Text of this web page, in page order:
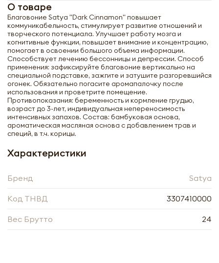
О товаре
Благовоние Satya "Dark Cinnamon" повышает
коммуникабельность, стимулирует развитие отношений и
творческого потенциала. Улучшает работу мозга и
когнитивные функции, повышает внимание и концентрацию,
помогает в освоении большого объема информации.
Способствует лечению бессонницы и депрессии. Способ
применения: зафиксируйте благовоние вертикально на
специальной подставке, зажгите и затушите разгоревшийся
огонек. Обязательно погасите аромапалочку после
использования и проветрите помещение.
Противопоказания: беременность и кормление грудью,
возраст до 3-лет, индивидуальная непереносимость
интенсивных запахов. Состав: бамбуковая основа,
ароматическая масляная основа с добавлением трав и
специй, в т.ч. корицы.
Характеристики
Бренд Satya
Код ТНВД 3307410000
Вес Брутто 24